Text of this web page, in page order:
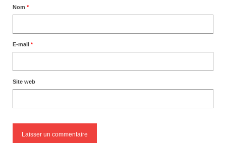
Nom *
E-mail *
Site web